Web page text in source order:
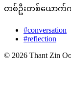
တစ်ဦးတစ်ယောက်ကို
#conversation
#reflection
© 2026 Thant Zin